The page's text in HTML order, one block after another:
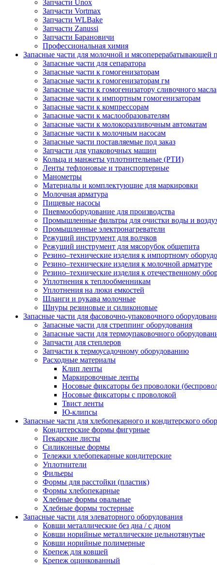
Запчасти Unox
Запчасти Vortmax
Запчасти WLBake
Запчасти Zanussi
Запчасти Барановичи
Профессиональная химия
Запасные части для молочной и мясоперерабатывающей
Запасные части для сепаратора
Запасные части к гомогенизаторам
Запасные части к гомогенизаторам гм
Запасные части к гомогенизатору сливочного масла
Запасные части к импортным гомогенизаторам
Запасные части к компрессорам
Запасные части к маслообразователям
Запасные части к молокоразливочным автоматам
Запасные части к молочным насосам
Запасные части поставляемые под заказ
Запчасти для упаковочных машин
Кольца и манжеты уплотнительные (РТИ)
Ленты тефлоновые и транспортерные
Манометры
Материалы и комплектующие для маркировки
Молочная арматура
Пищевые насосы
Пневмооборудование для производства
Промышленные фильтры для очистки воды и
Промышленные электронагреватели
Режущий инструмент для волчков
Режущий инструмент для мясорубок общепита
Резино–технические изделия к импортному
Резино–технические изделия к молочной арматуре
Резино–технические изделия к отечественному
Уплотнения к теплообменникам
Уплотнения на люки емкостей
Шланги и рукава молочные
Шнуры резиновые и силиконовые
Запасные части для фасовочно-упаковочного
Запасные части для стреппинг оборудования
Запасные части для термоупаковочного
Запчасти для степлеров
Запчасти к термоусадочному оборудованию
Расходные материалы
Клип ленты
Маркировочные ленты
Носовые фиксаторы без проволоки
Носовые фиксаторы с проволокой
Твист ленты
Ю-клипсы
Запасные части для хлебопекарного и кондитерского
Кондитерские формы фигурные
Пекарские листы
Силиконные формы
Тележки хлебопекарные кондитерские
Уплотнители
Фильеры
Формы для расстойки (пластик)
Формы хлебопекарные
Хлебные формы овальные
Хлебные формы тостерные
Запасные части для элеваторного оборудования
Ковши металлические без дна / с дном
Ковши норийные металлические цельнотянутые
Ковши норийные полимерные
Крепеж для ковшей
Крепеж оцинкованный